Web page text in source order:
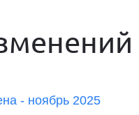
- ноябрь 2025